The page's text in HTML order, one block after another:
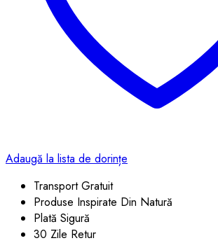
Adaugă la lista de dorințe
Transport Gratuit
Produse Inspirate Din Natură
Plată Sigură
30 Zile Retur